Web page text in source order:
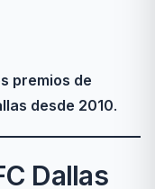
premios de
desde 2010.
Dallas